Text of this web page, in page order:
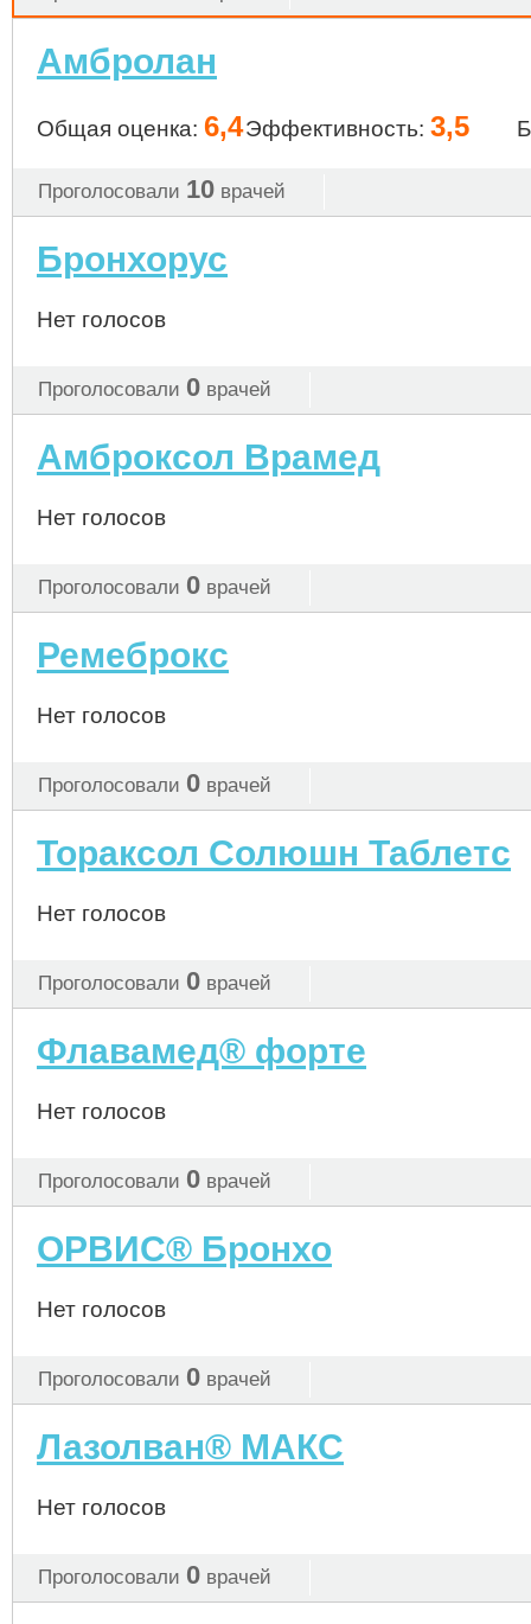
Амбролан
Общая оценка: 6,4Эффективность: 3,5
Проголосовали 10 врачей
Бронхорус
Нет голосов
Проголосовали 0 врачей
Амброксол Врамед
Нет голосов
Проголосовали 0 врачей
Ремеброкс
Нет голосов
Проголосовали 0 врачей
Тораксол Солюшн Таблетс
Нет голосов
Проголосовали 0 врачей
Флавамед® форте
Нет голосов
Проголосовали 0 врачей
ОРВИС® Бронхо
Нет голосов
Проголосовали 0 врачей
Лазолван® МАКС
Нет голосов
Проголосовали 0 врачей